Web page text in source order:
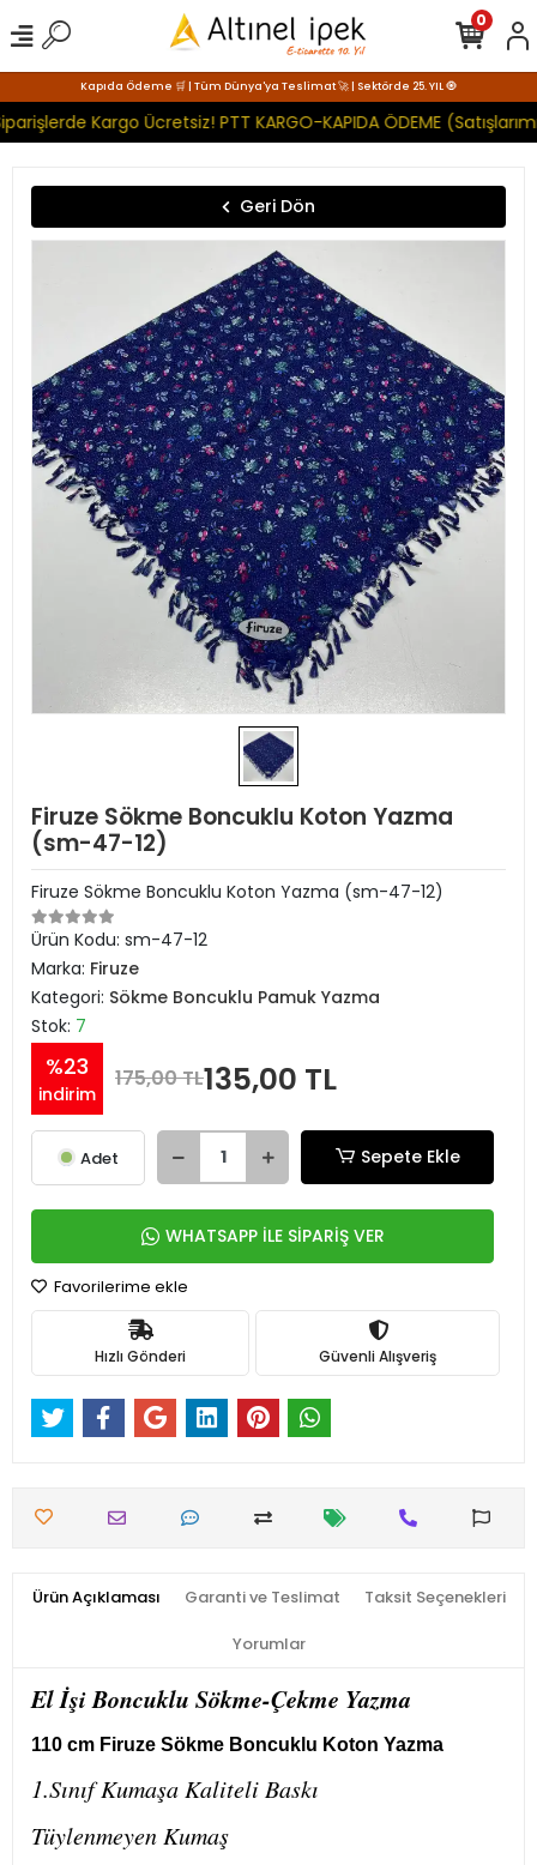
Kapıda Ödeme 🛒 | Tüm Dünya'ya Teslimat 🚀 | Sektörde 25. YIL 🧿
Kargo Ücretsiz! PTT KARGO-KAPIDA ÖDEME
0
Geri Dön
Firuze Sökme Boncuklu Koton Yazma
(sm-47-12)
Firuze Sökme Boncuklu Koton Yazma (sm-47-12)
Ürün Kodu: sm-47-12
Marka: Firuze
Kategori: Sökme Boncuklu Pamuk Yazma
Stok: 7
%23
indirim
175,00 TL135,00 TL
Adet Sepete Ekle
WHATSAPP İLE SİPARİŞ VER
Favorilerime ekle
Hızlı Gönderi Güvenli Alışveriş
Ürün Açıklaması Garanti ve Teslimat Taksit Seçenekleri
Yorumlar
El İşi Boncuklu Sökme-Çekme Yazma
110 cm Firuze Sökme Boncuklu Koton Yazma
1.Sınıf Kumaşa Kaliteli Baskı
Tüylenmeyen Kumaş